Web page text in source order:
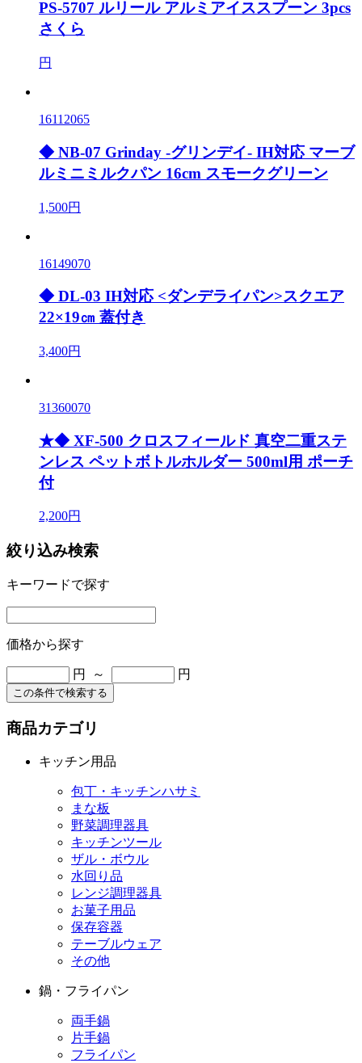
PS-5707 ルリール アルミアイススプーン 3pcs
さくら
円
16112065
◆ NB-07 Grinday -グリンデイ- IH対応 マーブ
ルミニミルクパン 16cm スモークグリーン
1,500円
16149070
◆ DL-03 IH対応 <ダンデライパン>スクエア
22×19㎝ 蓋付き
3,400円
31360070
★◆ XF-500 クロスフィールド 真空二重ステ
ンレス ペットボトルホルダー 500ml用 ポーチ
付
2,200円
絞り込み検索
キーワードで探す
価格から探す
円 ～ 円
この条件で検索する
商品カテゴリ
キッチン用品
包丁・キッチンハサミ
まな板
野菜調理器具
キッチンツール
ザル・ボウル
水回り品
レンジ調理器具
お菓子用品
保存容器
テーブルウェア
その他
鍋・フライパン
両手鍋
片手鍋
フライパン